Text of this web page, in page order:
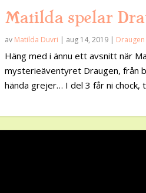
Matilda spelar
av Matilda Duvri | aug 14, 2019 | Draugen
Häng med i ännu ett avsnitt när
mysterieäventyret Draugen, från
hända grejer… I del 3 får ni chock,